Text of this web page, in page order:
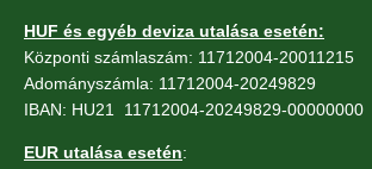
HUF és egyéb deviza utalása esetén:
Központi számlaszám: 11712004-20011215
Adományszámla: 11712004-20249829
IBAN: HU21 11712004-20249829-00000000
EUR utalása esetén: